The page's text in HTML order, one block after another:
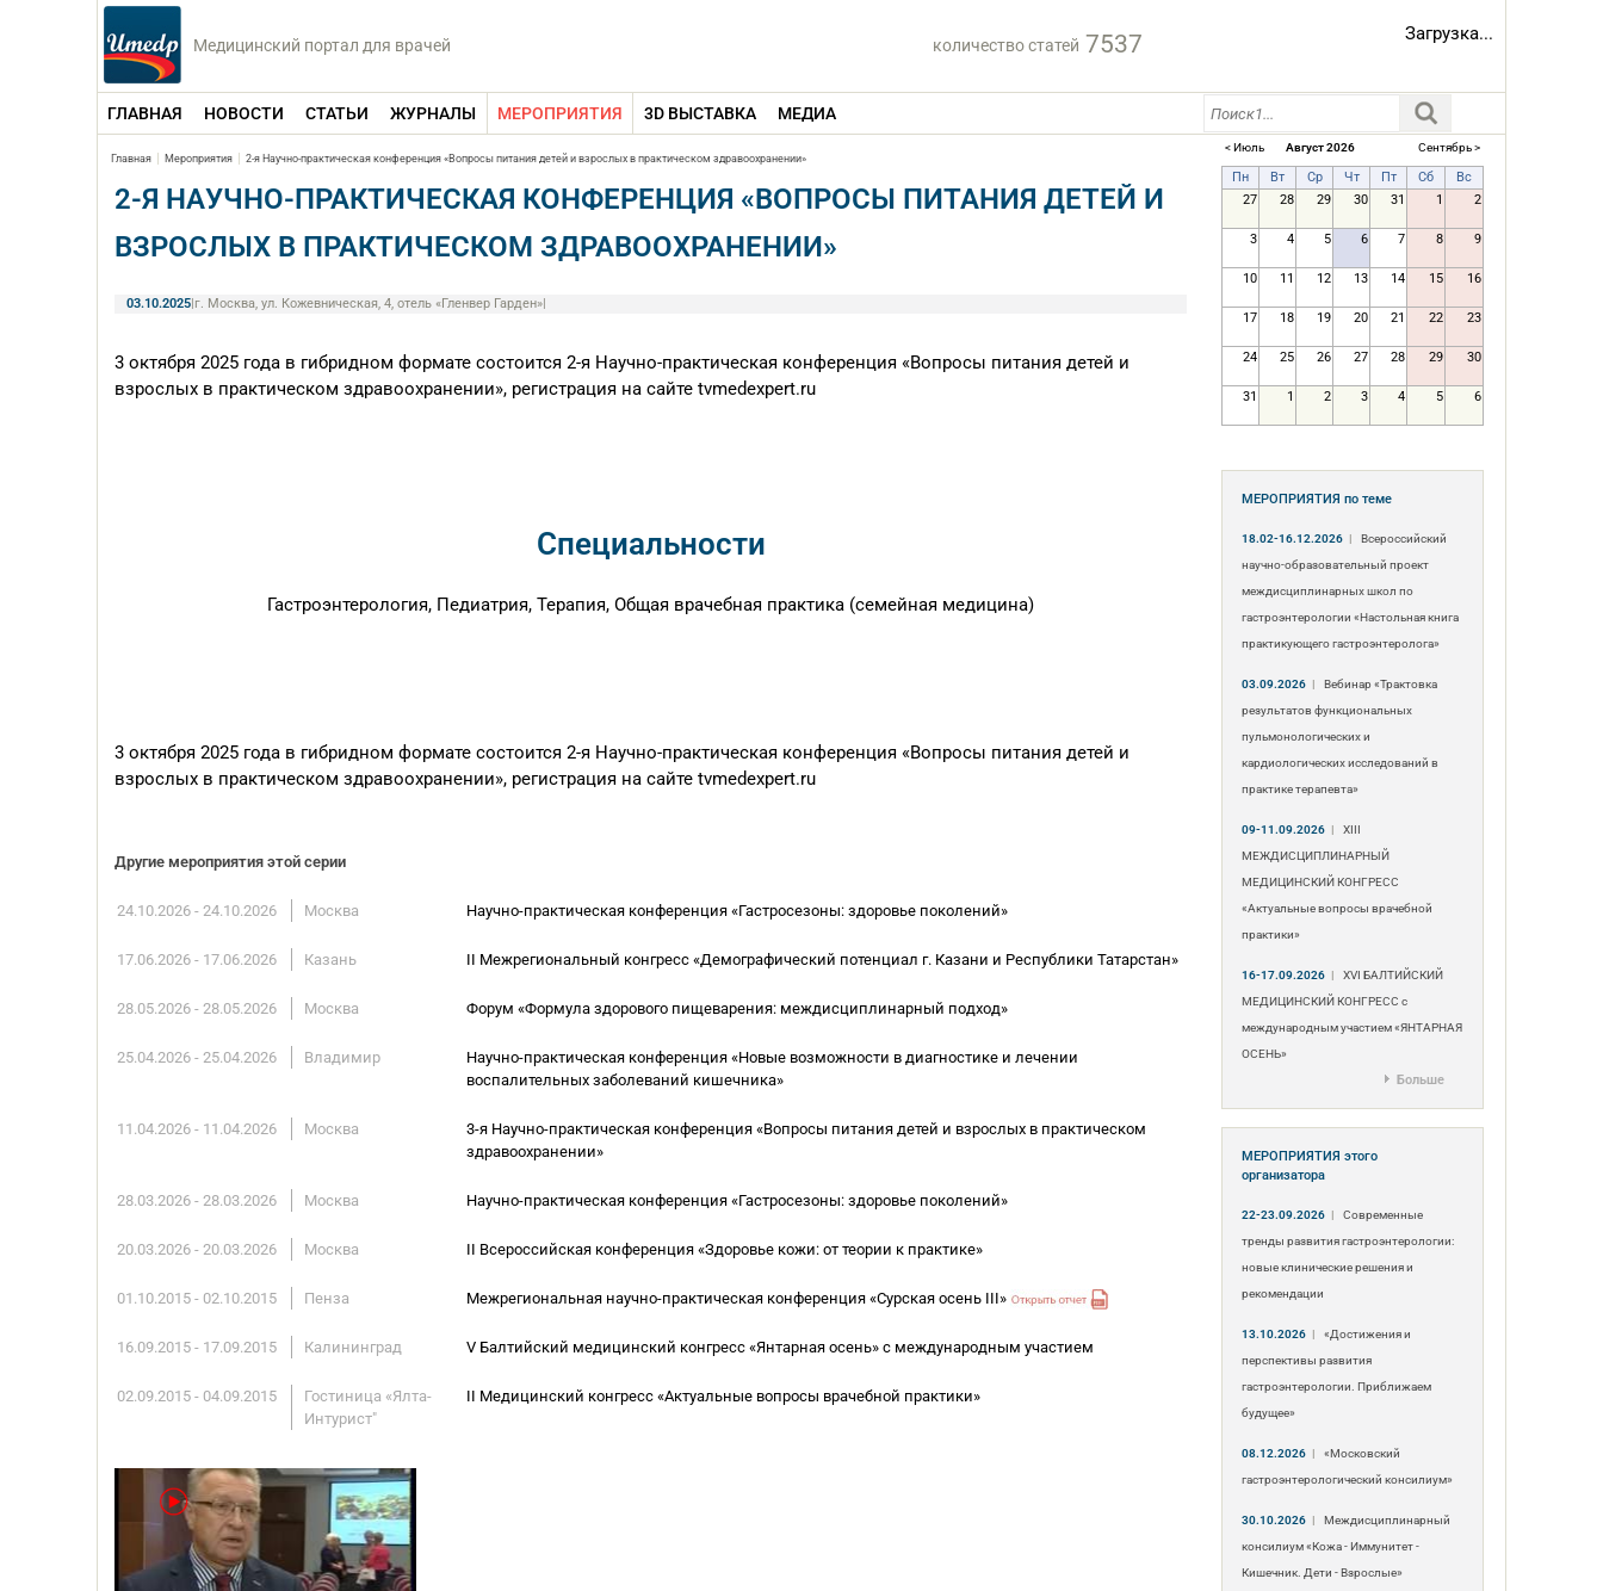
Медицинский портал для врачей количество статей 7537 Загрузка...
ГЛАВНАЯ НОВОСТИ СТАТЬИ ЖУРНАЛЫ МЕРОПРИЯТИЯ 3D ВЫСТАВКА МЕДИА
Главная Мероприятия 2-я Научно-практическая конференция «Вопросы питания детей и взрослых в практическом здравоохранении»
2-Я НАУЧНО-ПРАКТИЧЕСКАЯ КОНФЕРЕНЦИЯ «ВОПРОСЫ ПИТАНИЯ ДЕТЕЙ И
ВЗРОСЛЫХ В ПРАКТИЧЕСКОМ ЗДРАВООХРАНЕНИИ»
03.10.2025|г. Москва, ул. Кожевническая, 4, отель «Гленвер Гарден»|
3 октября 2025 года в гибридном формате состоится 2-я Научно-практическая конференция «Вопросы питания детей и
взрослых в практическом здравоохранении», регистрация на сайте tvmedexpert.ru
Специальности
Гастроэнтерология, Педиатрия, Терапия, Общая врачебная практика (семейная медицина)
3 октября 2025 года в гибридном формате состоится 2-я Научно-практическая конференция «Вопросы питания детей и
взрослых в практическом здравоохранении», регистрация на сайте tvmedexpert.ru
Другие мероприятия этой серии
24.10.2026 - 24.10.2026 Москва Научно-практическая конференция «Гастросезоны: здоровье поколений»
17.06.2026 - 17.06.2026 Казань II Межрегиональный конгресс «Демографический потенциал г. Казани и Республики Татарстан»
28.05.2026 - 28.05.2026 Москва Форум «Формула здорового пищеварения: междисциплинарный подход»
25.04.2026 - 25.04.2026 Владимир
Научно-практическая конференция «Новые возможности в диагностике и лечении
воспалительных заболеваний кишечника»
11.04.2026 - 11.04.2026 Москва
3-я Научно-практическая конференция «Вопросы питания детей и взрослых в практическом
здравоохранении»
28.03.2026 - 28.03.2026 Москва Научно-практическая конференция «Гастросезоны: здоровье поколений»
20.03.2026 - 20.03.2026 Москва II Всероссийская конференция «Здоровье кожи: от теории к практике»
01.10.2015 - 02.10.2015 Пенза Межрегиональная научно-практическая конференция «Сурская осень III»
16.09.2015 - 17.09.2015 Калининград V Балтийский медицинский конгресс «Янтарная осень» с международным участием
02.09.2015 - 04.09.2015
Гостиница «Ялта-
Интурист"
II Медицинский конгресс «Актуальные вопросы врачебной практики»
< Июль Август 2026 Сентябрь >
Пн Вт Ср Чт Пт Сб
Вс
27
28 29 30 31 1 2
3 4 5 6 7 8 9
10 11 12 13 14 15 16
17 18 19 20 21 22 23
24 25 26 27 28 29 30
31 1 2 3 4 5 6
МЕРОПРИЯТИЯ по теме
18.02-16.12.2026 |
Всероссийский
научно-образовательный проект
междисциплинарных школ по
гастроэнтерологии «Настольная книга
практикующего гастроэнтеролога»
03.09.2026 |
Вебинар «Трактовка
результатов функциональных
пульмонологических и
кардиологических исследований в
практике терапевта»
09-11.09.2026 |
ХIII
МЕЖДИСЦИПЛИНАРНЫЙ
МЕДИЦИНСКИЙ КОНГРЕСС
«Актуальные вопросы врачебной
практики»
16-17.09.2026 |
XVI БАЛТИЙСКИЙ
МЕДИЦИНСКИЙ КОНГРЕСС с
международным участием «ЯНТАРНАЯ
ОСЕНЬ»
Больше
МЕРОПРИЯТИЯ этого
организатора
22-23.09.2026 |
Современные
тренды развития гастроэнтерологии:
новые клинические решения и
рекомендации
13.10.2026 |
«Достижения и
перспективы развития
гастроэнтерологии. Приближаем
будущее»
08.12.2026 |
«Московский
гастроэнтерологический консилиум»
30.10.2026 |
Междисциплинарный
консилиум «Кожа - Иммунитет -
Кишечник. Дети - Взрослые»